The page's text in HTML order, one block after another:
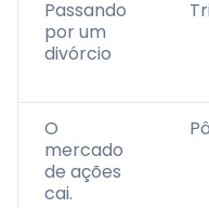
Passando
por um
divórcio
O
mercado
de ações
cai.